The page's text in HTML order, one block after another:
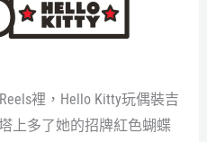
裡，Hello Kitty玩偶裝吉
上多了她的招牌紅色蝴蝶